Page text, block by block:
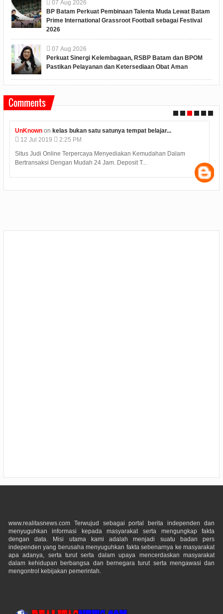
07 Aug 2026
BP Batam Perkuat Pembinaan Talenta Muda Lewat Batam
Prime International Grassroot Football sebagai Festival
2026
07 Aug 2026
Perkuat Sinergi Kelembagaan, RSBP Batam dan BPOM
Pastikan Pelayanan dan Ketersediaan Obat Aman
Comments
UnKnownon kelas bukan satu satunya tempat belajar...
12 Jul 2019
2:25 PM
Situs Judi Online Terpercaya Menyediakan Kemudahan Dalam
Bertransaksi Dengan Mudah 24 Jam. Deposit T...
www.realitasnews.com Terwujud sebagai portal berita independen dan
menyuguhkan informasi kepada masyarakat serta mengungkap fakta
dengan data. Misi utama kami adalah menjadi suatu badan pers
independen yang berusaha menyuguhkan fakta sebenarnya ke masyarakat
apa adanya, serta turut serta dalam upaya mencerdaskan masyarakat
dalam kehidupan berbangsa dan bernegara turut serta mengawasi dan
mengontrol kebijakan pemerintah.